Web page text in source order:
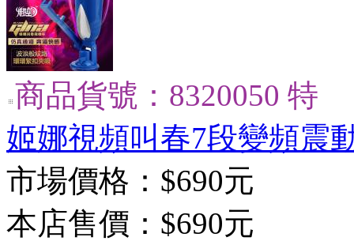
商品貨號：8320050 特
姬娜視頻叫春7段變頻震
市場價格： $690元
本店售價： $690元